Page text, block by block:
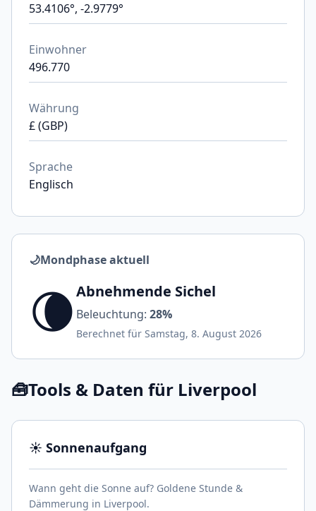
53.4106°, -2.9779°
Einwohner
496.770
Währung
£ (GBP)
Sprache
Englisch
🌙Mondphase aktuell
🌘Abnehmende Sichel
Beleuchtung: 28%
Berechnet für Samstag, 8. August 2026
🧰Tools & Daten für Liverpool
☀️ Sonnenaufgang
Wann geht die Sonne auf? Goldene Stunde &
Dämmerung in Liverpool.